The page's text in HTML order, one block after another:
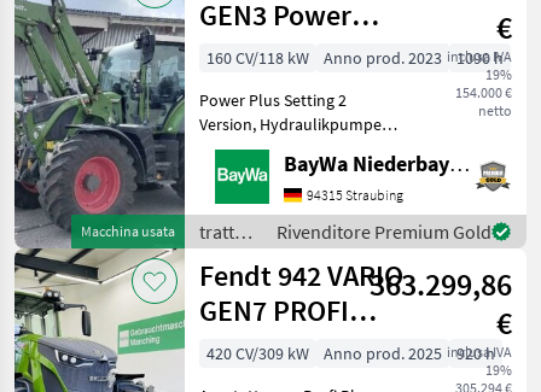
Macchina usata
GEN3 Power
Plus
€
inclusa IVA
19%
154.000 €
netto
160 CV/118 kW Anno prod. 2023
1090 h
Power Plus Setting 2
Version, Hydraulikpumpe
110 l/min, Spurführung RTK
Novatel, Diese Maschine
steht an unserem BayWa
Standort in DE - 84307
Eggenfelden.Gerne steht
BayWa Niederbayern
94315 Straubing
trattori
/ Fendt
Rivenditore Premium Gold
Fendt 942 VARIO
GEN7 PROFI
PLUS S2
363.299,86
€
inclusa IVA
19%
305.294 €
420 CV/309 kW Anno prod. 2025
920 h